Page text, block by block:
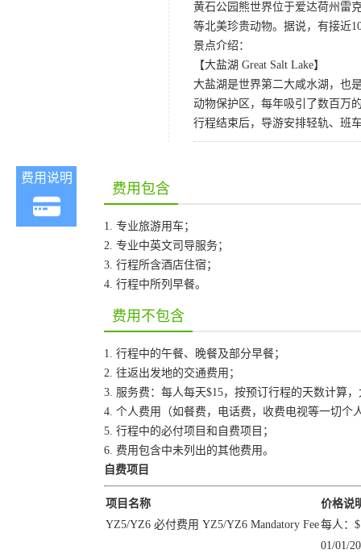
黄石公园熊世界位于爱达荷州雷
等北美珍贵动物。据说，有接近
景点介绍：
【大盐湖 Great Salt Lake】
大盐湖是世界第二大咸水湖，也
动物保护区，每年吸引了数百万
行程结束后，导游安排轻轨、班
费用说明
费用包含
1. 专业旅游用车；
2. 专业中英文司导服务；
3. 行程所含酒店住宿；
4. 行程中所列早餐。
费用不包含
1. 行程中的午餐、晚餐及部分早餐；
2. 往返出发地的交通费用；
3. 服务费：每人每天$15，按预订行程的天数计算
4. 个人费用（如餐费，电话费，收费电视等一切个
5. 行程中的必付项目和自费项目；
6. 费用包含中未列出的其他费用。
自费项目
项目名称
价格说
YZ5/YZ6 必付费用 YZ5/YZ6 Mandatory Fee每人：
01/01/